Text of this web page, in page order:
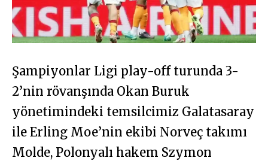
Şampiyonlar Ligi play-off turunda 3-
2’nin rövanşında Okan Buruk
yönetimindeki temsilcimiz Galatasaray
ile Erling Moe’nin ekibi Norveç takımı
Molde, Polonyalı hakem Szymon